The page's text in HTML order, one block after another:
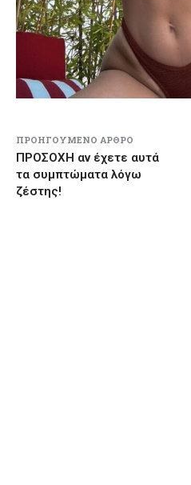
ΠΡΟΗΓΟΎΜΕΝΟ ΆΡΘΡΟ
ΠΡΟΣΟΧΗ αν έχετε αυτά
τα συμπτώματα λόγω
ζέστης!